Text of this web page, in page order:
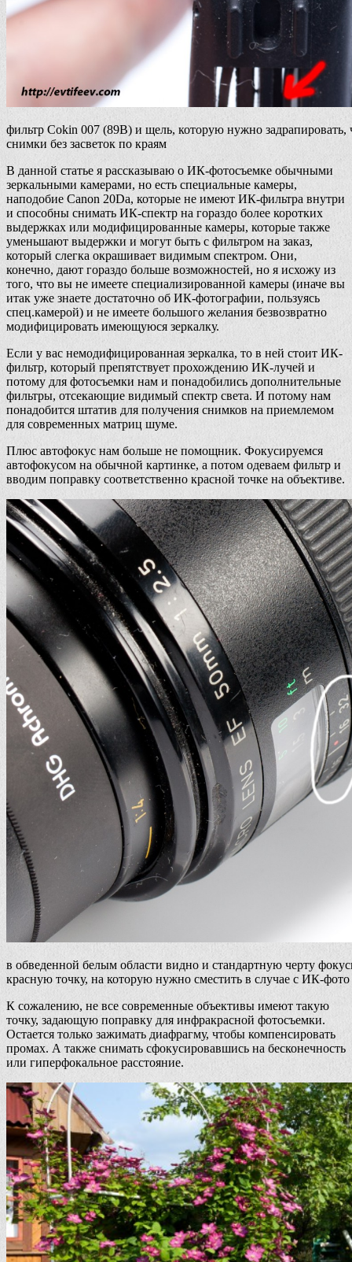
фильтр Cokin 007 (89B) и щель, которую нужно задрапировать,
снимки без засветок по краям
В данной статье я рассказываю о ИК-фотосъемке обычными
зеркальными камерами, но есть специальные камеры,
наподобие Canon 20Da, которые не имеют ИК-фильтра внутри
и способны снимать ИК-спектр на гораздо более коротких
выдержках или модифицированные камеры, которые также
уменьшают выдержки и могут быть с фильтром на заказ,
который слегка окрашивает видимым спектром. Они,
конечно, дают гораздо больше возможностей, но я исхожу из
того, что вы не имеете специализированной камеры (иначе вы
итак уже знаете достаточно об ИК-фотографии, пользуясь
спец.камерой) и не имеете большого желания безвозвратно
модифицировать имеющуюся зеркалку.
Если у вас немодифицированная зеркалка, то в ней стоит ИК-
фильтр, который препятствует прохождению ИК-лучей и
потому для фотосъемки нам и понадобились дополнительные
фильтры, отсекающие видимый спектр света. И потому нам
понадобится штатив для получения снимков на приемлемом
для современных матриц шуме.
Плюс автофокус нам больше не помощник. Фокусируемся
автофокусом на обычной картинке, а потом одеваем фильтр и
вводим поправку соответственно красной точке на объективе.
в обведенной белым области видно и стандартную черту
красную точку, на которую нужно сместить в случае с ИК-фото
К сожалению, не все современные объективы имеют такую
точку, задающую поправку для инфракрасной фотосъемки.
Остается только зажимать диафрагму, чтобы компенсировать
промах. А также снимать сфокусировавшись на бесконечность
или гиперфокальное расстояние.